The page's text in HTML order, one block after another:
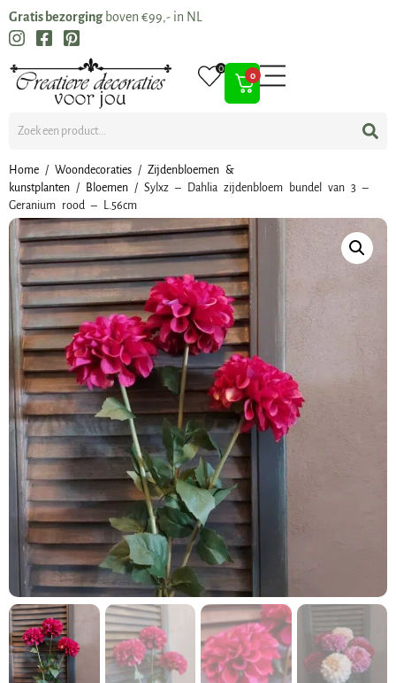
Gratis bezorging boven €99,- in NL
0
0
Home / Woondecoraties / Zijdenbloemen &
kunstplanten / Bloemen / Sylxz – Dahlia zijdenbloem bundel van 3 –
Geranium rood – L.56cm